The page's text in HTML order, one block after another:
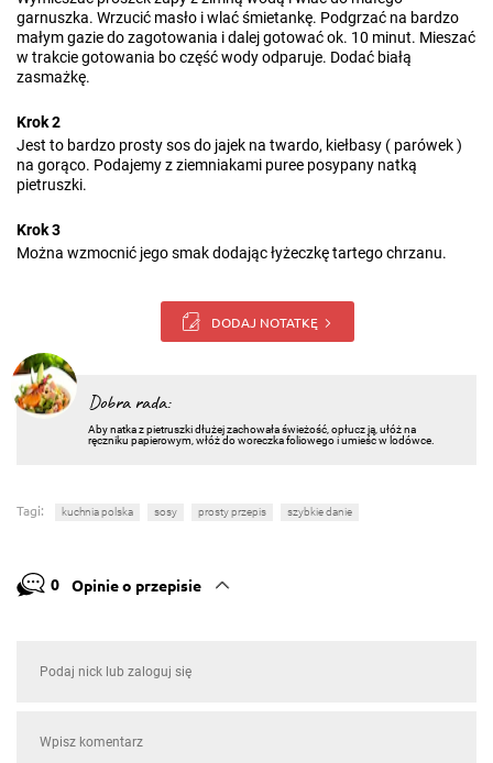
garnuszka. Wrzucić masło i wlać śmietankę. Podgrzać na bardzo
małym gazie do zagotowania i dalej gotować ok. 10 minut. Mieszać
w trakcie gotowania bo część wody odparuje. Dodać białą
zasmażkę.
Krok 2
Jest to bardzo prosty sos do jajek na twardo, kiełbasy ( parówek )
na gorąco. Podajemy z ziemniakami puree posypany natką
pietruszki.
Krok 3
Można wzmocnić jego smak dodając łyżeczkę tartego chrzanu.
DODAJ NOTATKĘ
Dobra rada:
Aby natka z pietruszki dłużej zachowała świeżość, opłucz ją, ułóż na
ręczniku papierowym, włóż do woreczka foliowego i umieśc w lodówce.
Tagi: kuchnia polska sosy prosty przepis szybkie danie
0 Opinie o przepisie